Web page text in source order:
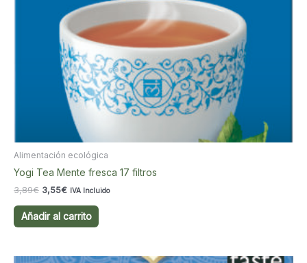
Alimentación ecológica
Yogi Tea Mente fresca 17 filtros
3,89€ El
original
era:
3,55€El
actual
es:
IVA Incluido
Añadir al carrito